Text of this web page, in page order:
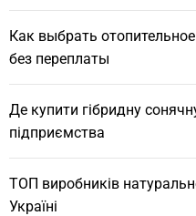
Как выбрать
без переплаты
Де купити гібридну
підприємства
ТОП виробників
Україні